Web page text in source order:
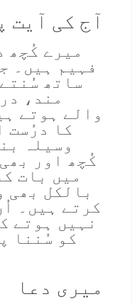
آج کی آیت
میرے کُچھ
فہیم ہیں۔
ساتھ
مند،
والے ہوتے
کا درُست
وسیلہ
کُچھ اور
میں بات
بالکل بھی
کرتے ہیں۔
نہیں ہوتے
کو سُننا
میری دعا